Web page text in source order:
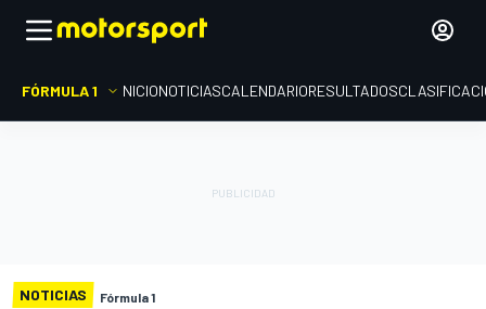
FÓRMULA 1 INICIONOTICIASCALENDARIORESULTADOS
NOTICIAS Fórmula 1